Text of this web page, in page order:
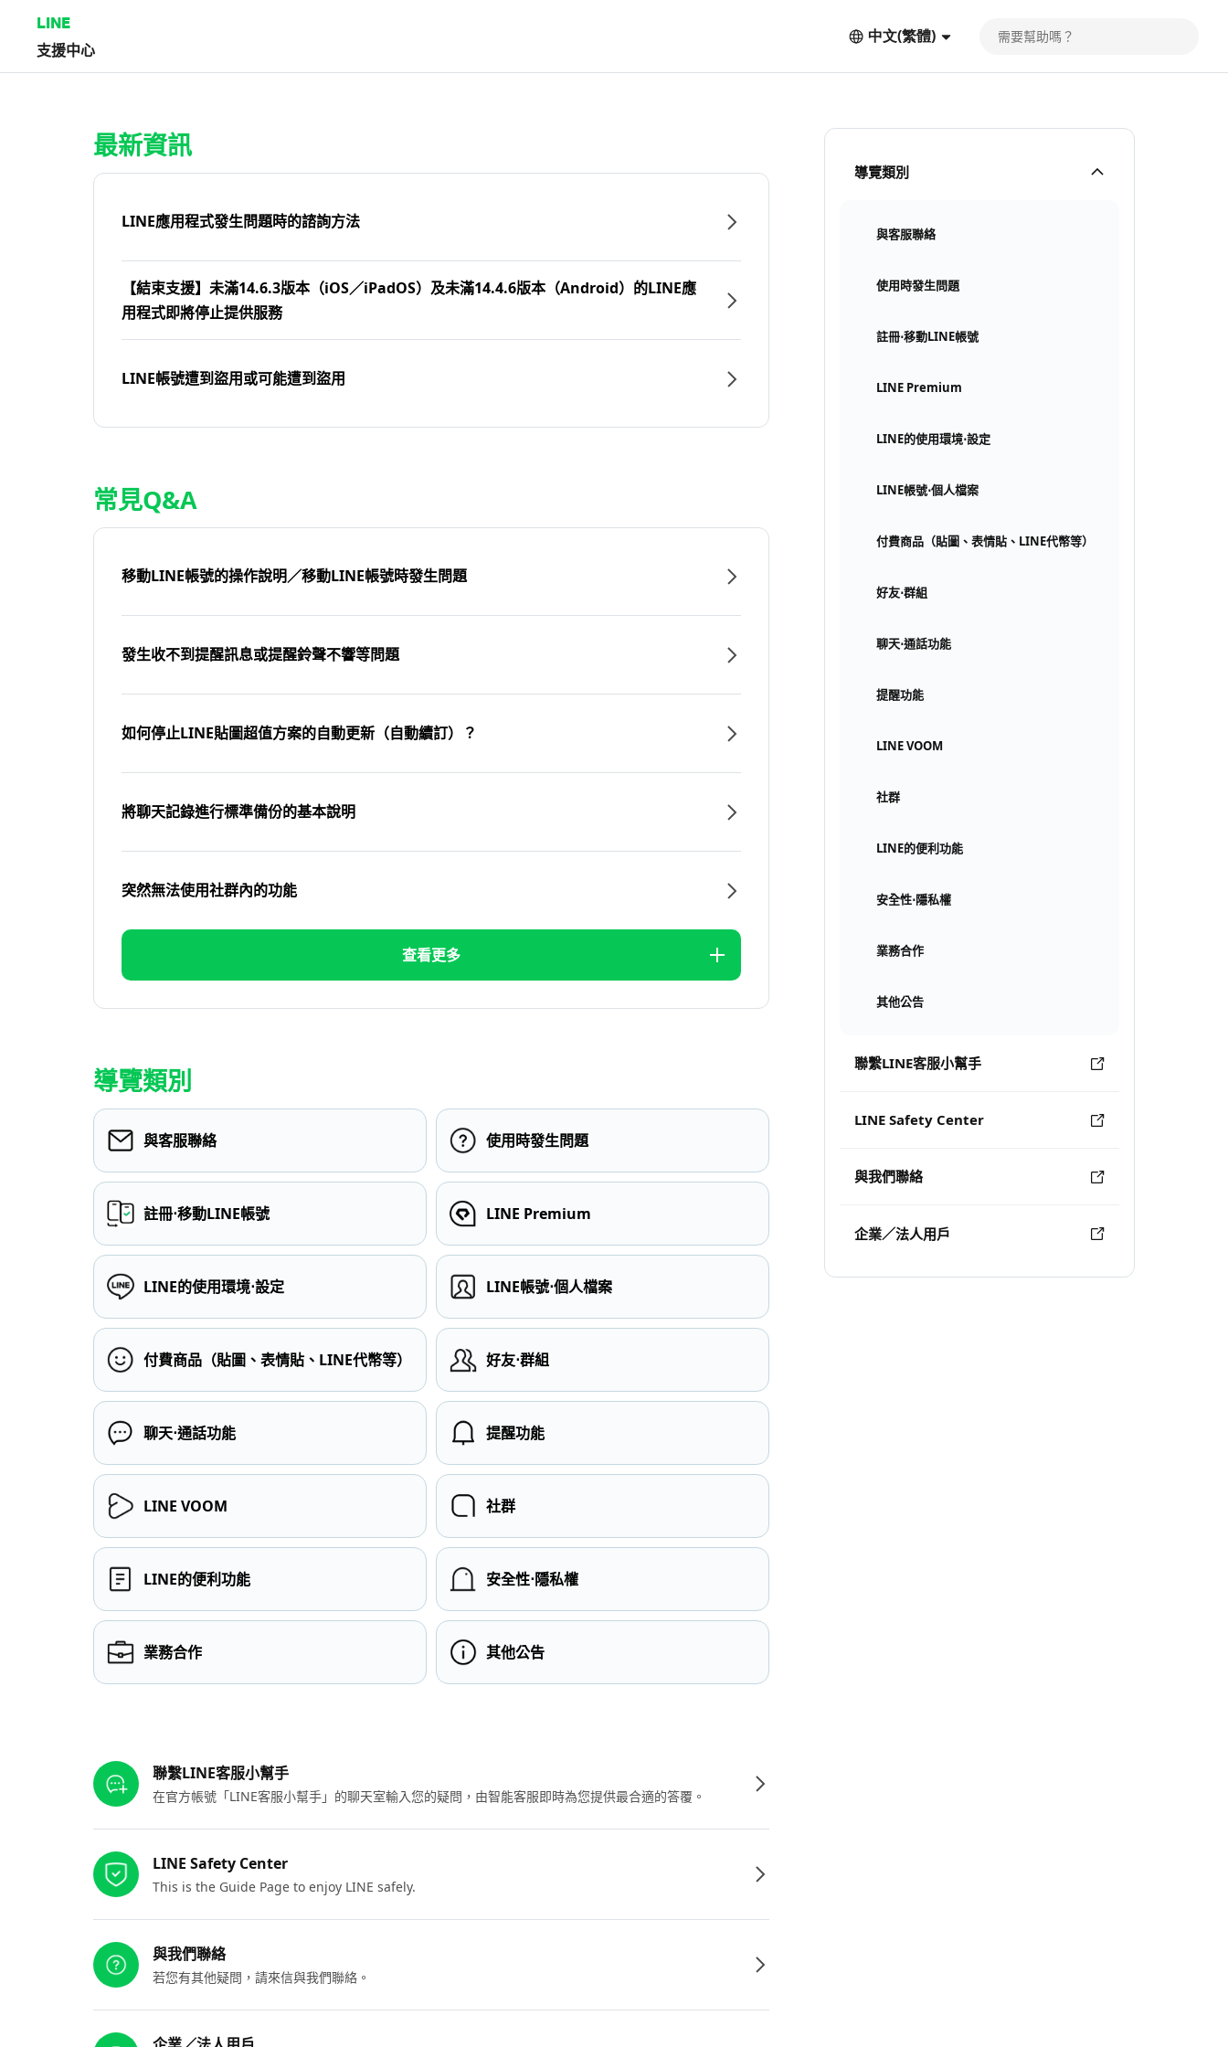
LINE
支援中心
中文(繁體)
導覽類別
與客服聯絡
使用時發生問題
註冊⋅移動LINE帳號
LINE Premium
LINE的使用環境⋅設定
LINE帳號⋅個人檔案
付費商品（貼圖、表情貼、LINE代幣等）
好友⋅群組
聊天⋅通話功能
提醒功能
LINE VOOM
社群
LINE的便利功能
安全性⋅隱私權
業務合作
其他公告
聯繫LINE客服小幫手
LINE Safety Center
與我們聯絡
企業／法人用戶
最新資訊
LINE應用程式發生問題時的諮詢方法
【結束支援】未滿14.6.3版本（iOS／iPadOS）及未滿14.4.6版本（Android）的LINE應
用程式即將停止提供服務
LINE帳號遭到盜用或可能遭到盜用
常見Q&A
移動LINE帳號的操作說明／移動LINE帳號時發生問題
發生收不到提醒訊息或提醒鈴聲不響等問題
如何停止LINE貼圖超值方案的自動更新（自動續訂）？
將聊天記錄進行標準備份的基本說明
突然無法使用社群內的功能
查看更多
導覽類別
與客服聯絡 使用時發生問題
註冊⋅移動LINE帳號 LINE Premium
LINE的使用環境⋅設定 LINE帳號⋅個人檔案
付費商品（貼圖、表情貼、LINE代幣等） 好友⋅群組
聊天⋅通話功能 提醒功能
LINE VOOM 社群
LINE的便利功能 安全性⋅隱私權
業務合作 其他公告
聯繫LINE客服小幫手
在官方帳號「LINE客服小幫手」的聊天室輸入您的疑問，由智能客服即時為您提供最合適的答覆。
LINE Safety Center
This is the Guide Page to enjoy LINE safely.
與我們聯絡
若您有其他疑問，請來信與我們聯絡。